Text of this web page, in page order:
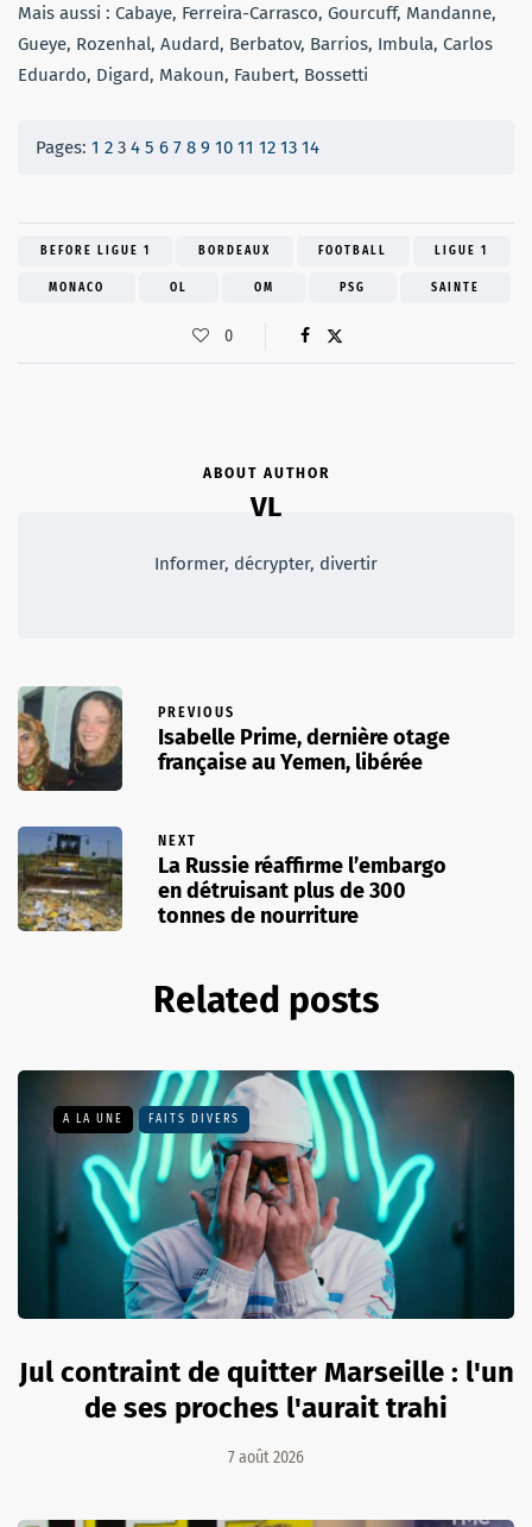
Mais aussi : Cabaye, Ferreira-Carrasco, Gourcuff, Mandanne,
Gueye, Rozenhal, Audard, Berbatov, Barrios, Imbula, Carlos
Eduardo, Digard, Makoun, Faubert, Bossetti
Pages: 1 2 3 4 5 6 7 8 9 10 11 12 13 14
BEFORE LIGUE 1 BORDEAUX FOOTBALL LIGUE 1
MONACO OL OM PSG SAINTE
0
ABOUT AUTHOR
VL
Informer, décrypter, divertir
PREVIOUS
Isabelle Prime, dernière otage
française au Yemen, libérée
NEXT
La Russie réaffirme l’embargo
en détruisant plus de 300
tonnes de nourriture
Related posts
A LA UNE FAITS DIVERS
Jul contraint de quitter Marseille : l'un
de ses proches l'aurait trahi
7 août 2026